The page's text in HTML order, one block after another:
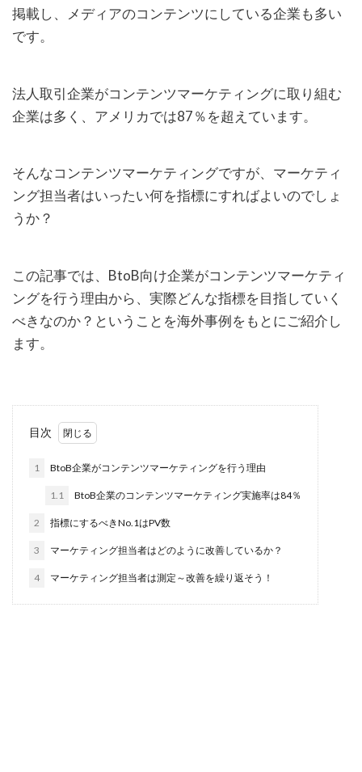
掲載し、メディアのコンテンツにしている企業も多い
です。
法人取引企業がコンテンツマーケティングに取り組む
企業は多く、アメリカでは87％を超えています。
そんなコンテンツマーケティングですが、マーケティ
ング担当者はいったい何を指標にすればよいのでしょ
うか？
この記事では、BtoB向け企業がコンテンツマーケティ
ングを行う理由から、実際どんな指標を目指していく
べきなのか？ということを海外事例をもとにご紹介し
ます。
目次
1 BtoB企業がコンテンツマーケティングを行う理由
1.1 BtoB企業のコンテンツマーケティング実施率は84％
2 指標にするべきNo.1はPV数
3 マーケティング担当者はどのように改善しているか？
4 マーケティング担当者は測定～改善を繰り返そう！